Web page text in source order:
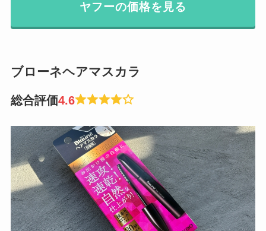
ヤフーの価格を見る
ブローネヘアマスカラ
総合評価4.6